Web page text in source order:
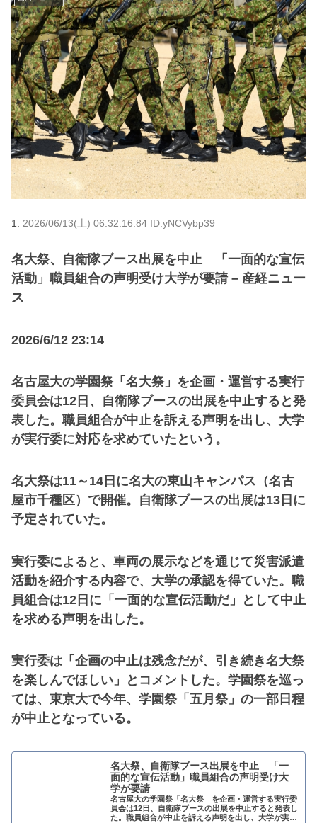
1: 2026/06/13(土) 06:32:16.84 ID:yNCVybp39
名大祭、自衛隊ブース出展を中止 「一面的な宣伝
活動」職員組合の声明受け大学が要請 – 産経ニュー
ス
2026/6/12 23:14
名古屋大の学園祭「名大祭」を企画・運営する実行
委員会は12日、自衛隊ブースの出展を中止すると発
表した。職員組合が中止を訴える声明を出し、大学
が実行委に対応を求めていたという。
名大祭は11～14日に名大の東山キャンパス（名古
屋市千種区）で開催。自衛隊ブースの出展は13日に
予定されていた。
実行委によると、車両の展示などを通じて災害派遣
活動を紹介する内容で、大学の承認を得ていた。職
員組合は12日に「一面的な宣伝活動だ」として中止
を求める声明を出した。
実行委は「企画の中止は残念だが、引き続き名大祭
を楽しんでほしい」とコメントした。学園祭を巡っ
ては、東京大で今年、学園祭「五月祭」の一部日程
が中止となっている。
名大祭、自衛隊ブース出展を中止 「一
面的な宣伝活動」職員組合の声明受け大
学が要請
名古屋大の学園祭「名大祭」を企画・運営する実行委
員会は12日、自衛隊ブースの出展を中止すると発表し
た。職員組合が中止を訴える声明を出し、大学が実行